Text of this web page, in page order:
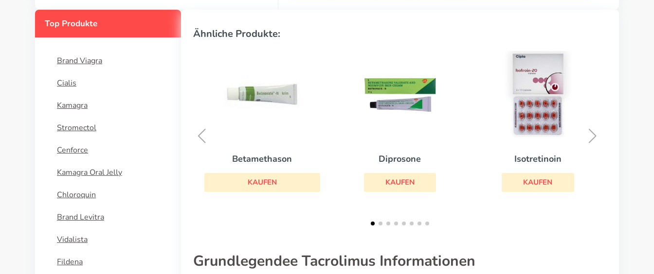
Top Produkte
Brand Viagra
Cialis
Kamagra
Stromectol
Cenforce
Kamagra Oral Jelly
Chloroquin
Brand Levitra
Vidalista
Fildena
Ähnliche Produkte:
Diprosone
KAUFEN
Isotretinoin
KAUFEN
Efudix
Grundlegendee Tacrolimus Informationen